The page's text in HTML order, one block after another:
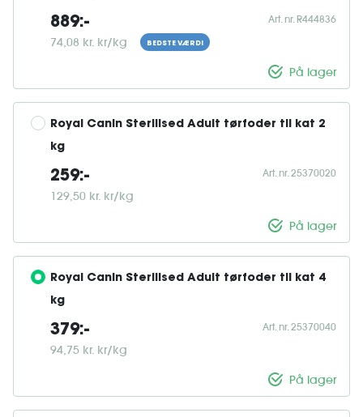
889:-
74,08 kr. kr/kg BEDSTE VÆRDI
Art. nr. R444836
På lager
Royal Canin Sterilised Adult tørfoder til kat 2
kg
259:-
129,50 kr. kr/kg
Art. nr. 25370020
På lager
Royal Canin Sterilised Adult tørfoder til kat 4
kg
379:-
94,75 kr. kr/kg
Art. nr. 25370040
På lager